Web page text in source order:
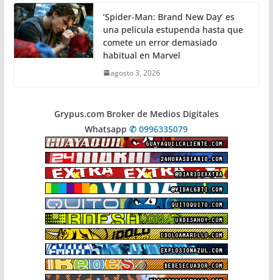
‘Spider-Man: Brand New Day’ es
una película estupenda hasta que
comete un error demasiado
habitual en Marvel
agosto 3, 2026
Grypus.com Broker de Medios Digitales
Whatsapp✆ 0996335079